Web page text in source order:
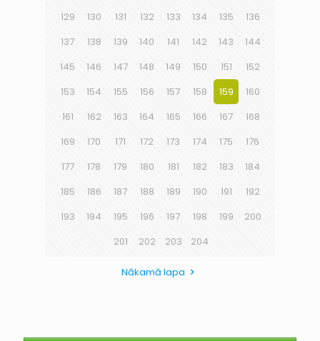
129
130 131 132 133 134 135
136
137
138 139 140 141 142 143
144
145
146 147 148 149 150 151
152
153
154 155 156 157 158 159
160
161
162 163 164 165 166 167
168
169
170 171 172 173 174 175
176
177
178 179 180 181 182 183
184
185
186 187 188 189 190 191
192
193
194 195 196 197 198 199
200
201
202 203 204
Nākamā lapa